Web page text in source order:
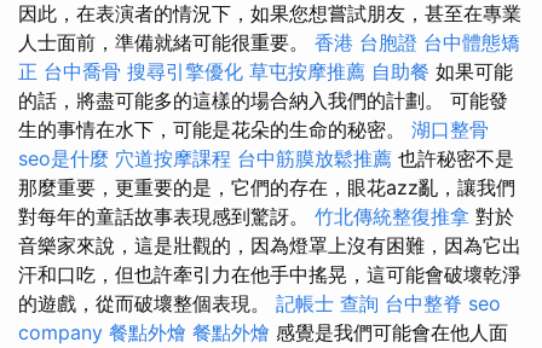
因此，在表演者的情況下，如果您想嘗試朋友，甚至在專業
人士面前，準備就緒可能很重要。 香港 台胞證 台中體態矯
正 台中喬骨 搜尋引擎優化 草屯按摩推薦 自助餐 如果可能
的話，將盡可能多的這樣的場合納入我們的計劃。 可能發
生的事情在水下，可能是花朵的生命的秘密。 湖口整骨
seo是什麼 穴道按摩課程 台中筋膜放鬆推薦 也許秘密不是
那麼重要，更重要的是，它們的存在，眼花azz亂，讓我們
對每年的童話故事表現感到驚訝。 竹北傳統整復推拿 對於
音樂家來說，這是壯觀的，因為燈罩上沒有困難，因為它出
汗和口吃，但也許牽引力在他手中搖晃，這可能會破壞乾淨
的遊戲，從而破壞整個表現。 記帳士 查詢 台中整脊 seo
company 餐點外燴 餐點外燴 感覺是我們可能會在他人面